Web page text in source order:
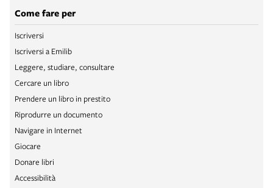
Come fare per
Iscriversi
Iscriversi a Emilib
Leggere, studiare, consultare
Cercare un libro
Prendere un libro in prestito
Riprodurre un documento
Navigare in Internet
Giocare
Donare libri
Accessibilità